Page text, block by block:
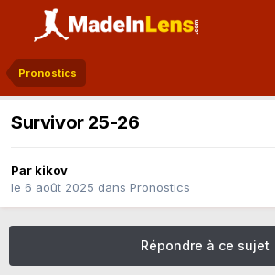
Pronostics
Survivor 25-26
Par kikov
le 6 août 2025 dans Pronostics
Répondre à ce sujet